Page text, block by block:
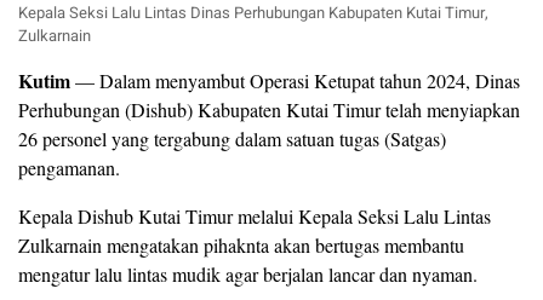
Kepala Seksi Lalu Lintas Dinas Perhubungan Kabupaten Kutai Timur,
Zulkarnain
Kutim— Dalam menyambut Operasi Ketupat tahun 2024, Dinas
Perhubungan (Dishub) Kabupaten Kutai Timur telah menyiapkan
26 personel yang tergabung dalam satuan tugas (Satgas)
pengamanan.
Kepala Dishub Kutai Timur melalui Kepala Seksi Lalu Lintas
Zulkarnain mengatakan pihaknta akan bertugas membantu
mengatur lalu lintas mudik agar berjalan lancar dan nyaman.